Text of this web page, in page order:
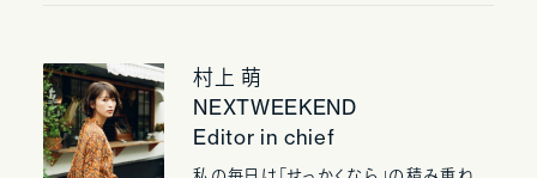
村上 萌
NEXTWEEKEND
Editor in chief